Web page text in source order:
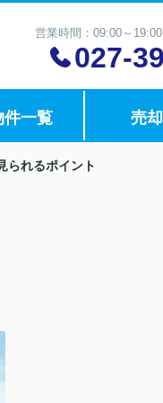
営業時間：09:00～
027-
件一覧 売
られるポイント